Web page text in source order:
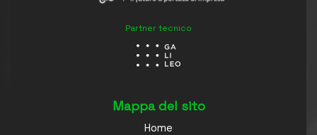
Partner tecnico
Mappa del sito
Home